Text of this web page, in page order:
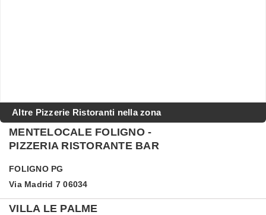
Altre Pizzerie Ristoranti nella zona
MENTELOCALE FOLIGNO -
PIZZERIA RISTORANTE BAR
FOLIGNO PG
Via Madrid 7 06034
VILLA LE PALME